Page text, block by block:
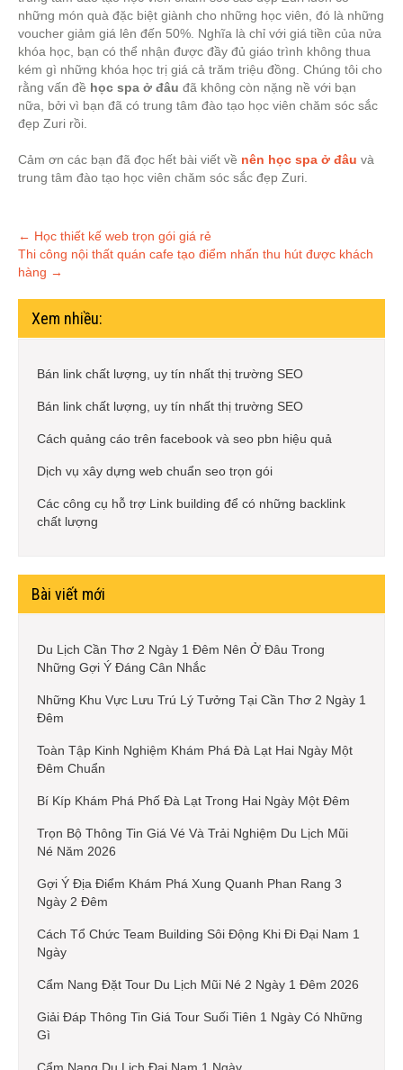
những món quà đặc biệt giành cho những học viên, đó là những
voucher giảm giá lên đến 50%. Nghĩa là chỉ với giá tiền của nửa
khóa học, bạn có thể nhận được đầy đủ giáo trình không thua
kém gì những khóa học trị giá cả trăm triệu đồng. Chúng tôi cho
rằng vấn đề học spa ở đâu đã không còn nặng nề với bạn
nữa, bởi vì bạn đã có trung tâm đào tạo học viên chăm sóc sắc
đẹp Zuri rồi.
Cảm ơn các bạn đã đọc hết bài viết về nên học spa ở đâu và
trung tâm đào tạo học viên chăm sóc sắc đẹp Zuri.
Post
navigation
← Học thiết kế web trọn gói giá rẻ
Thi công nội thất quán cafe tạo điểm nhấn thu hút được khách
hàng →
Xem nhiều:
Bán link chất lượng, uy tín nhất thị trường SEO
Bán link chất lượng, uy tín nhất thị trường SEO
Cách quảng cáo trên facebook và seo pbn hiệu quả
Dịch vụ xây dựng web chuẩn seo trọn gói
Các công cụ hỗ trợ Link building để có những backlink
chất lượng
Bài viết mới
Du Lịch Cần Thơ 2 Ngày 1 Đêm Nên Ở Đâu Trong
Những Gợi Ý Đáng Cân Nhắc
Những Khu Vực Lưu Trú Lý Tưởng Tại Cần Thơ 2 Ngày 1
Đêm
Toàn Tập Kinh Nghiệm Khám Phá Đà Lạt Hai Ngày Một
Đêm Chuẩn
Bí Kíp Khám Phá Phố Đà Lạt Trong Hai Ngày Một Đêm
Trọn Bộ Thông Tin Giá Vé Và Trải Nghiệm Du Lịch Mũi
Né Năm 2026
Gợi Ý Địa Điểm Khám Phá Xung Quanh Phan Rang 3
Ngày 2 Đêm
Cách Tổ Chức Team Building Sôi Động Khi Đi Đại Nam 1
Ngày
Cẩm Nang Đặt Tour Du Lịch Mũi Né 2 Ngày 1 Đêm 2026
Giải Đáp Thông Tin Giá Tour Suối Tiên 1 Ngày Có Những
Gì
Cẩm Nang Du Lịch Đại Nam 1 Ngày